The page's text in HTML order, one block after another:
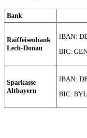
Bank
Raiffeisenbank
Lech-Donau
IBAN:
BIC:
Sparkasse
Altbayern
IBAN:
BIC: